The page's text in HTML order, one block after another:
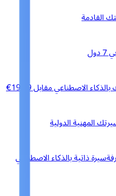
القادمة
الاصطناعي مقابل 19.99€
المهنية الدولية
سيرة ذاتية بالذكاء الاصطناعي